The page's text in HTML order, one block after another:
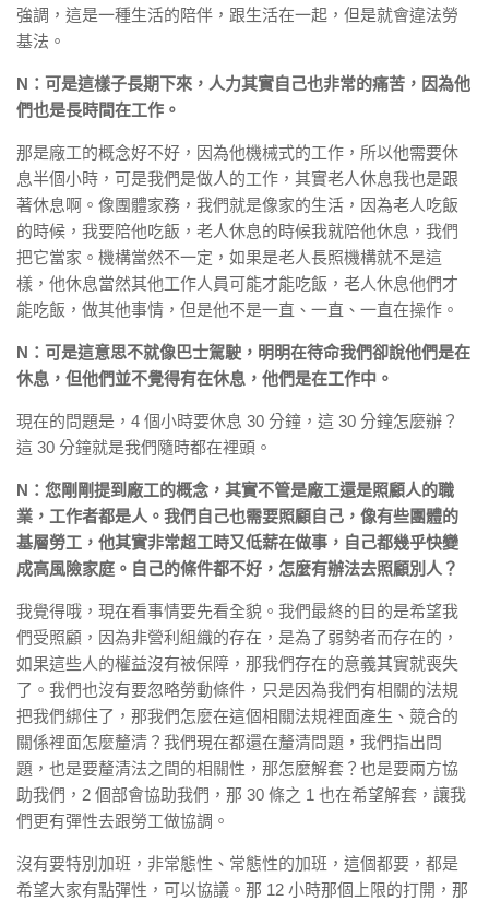
強調，這是一種生活的陪伴，跟生活在一起，但是就會違法勞
基法。
N：可是這樣子長期下來，人力其實自己也非常的痛苦，因為他
們也是長時間在工作。
那是廠工的概念好不好，因為他機械式的工作，所以他需要休
息半個小時，可是我們是做人的工作，其實老人休息我也是跟
著休息啊。像團體家務，我們就是像家的生活，因為老人吃飯
的時候，我要陪他吃飯，老人休息的時候我就陪他休息，我們
把它當家。機構當然不一定，如果是老人長照機構就不是這
樣，他休息當然其他工作人員可能才能吃飯，老人休息他們才
能吃飯，做其他事情，但是他不是一直、一直、一直在操作。
N：可是這意思不就像巴士駕駛，明明在待命我們卻說他們是在
休息，但他們並不覺得有在休息，他們是在工作中。
現在的問題是，4 個小時要休息 30 分鐘，這 30 分鐘怎麼辦？
這 30 分鐘就是我們隨時都在裡頭。
N：您剛剛提到廠工的概念，其實不管是廠工還是照顧人的職
業，工作者都是人。我們自己也需要照顧自己，像有些團體的
基層勞工，他其實非常超工時又低薪在做事，自己都幾乎快變
成高風險家庭。自己的條件都不好，怎麼有辦法去照顧別人？
我覺得哦，現在看事情要先看全貌。我們最終的目的是希望我
們受照顧，因為非營利組織的存在，是為了弱勢者而存在的，
如果這些人的權益沒有被保障，那我們存在的意義其實就喪失
了。我們也沒有要忽略勞動條件，只是因為我們有相關的法規
把我們綁住了，那我們怎麼在這個相關法規裡面產生、競合的
關係裡面怎麼釐清？我們現在都還在釐清問題，我們指出問
題，也是要釐清法之間的相關性，那怎麼解套？也是要兩方協
助我們，2 個部會協助我們，那 30 條之 1 也在希望解套，讓我
們更有彈性去跟勞工做協調。
沒有要特別加班，非常態性、常態性的加班，這個都要，都是
希望大家有點彈性，可以協議。那 12 小時那個上限的打開，那